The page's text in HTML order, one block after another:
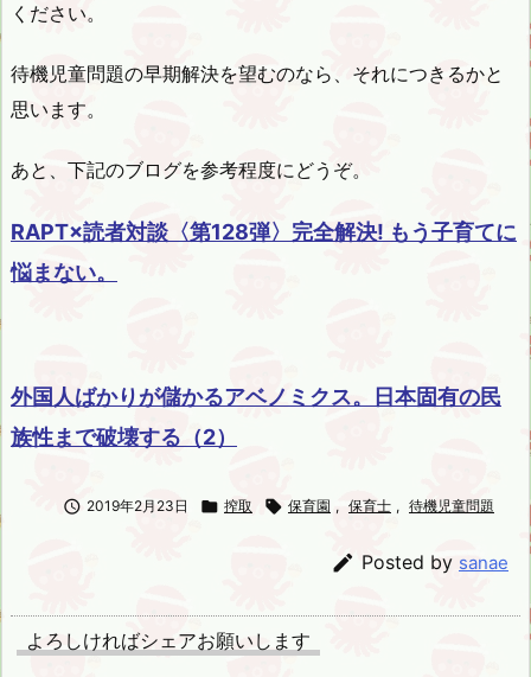
ください。
待機児童問題の早期解決を望むのなら、それにつきるかと
思います。
あと、下記のブログを参考程度にどうぞ。
RAPT×読者対談〈第128弾〉完全解決! もう子育てに
悩まない。
外国人ばかりが儲かるアベノミクス。日本固有の民
族性まで破壊する（2）
 2019年2月23日  搾取  保育園 , 保育士 , 待機児童問題
 Posted by sanae
よろしければシェアお願いします